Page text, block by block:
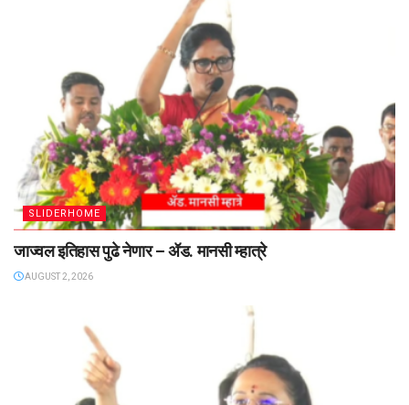
SLIDERHOME
जाज्वल इतिहास पुढे नेणार – ॲड. मानसी म्हात्रे
AUGUST 2, 2026